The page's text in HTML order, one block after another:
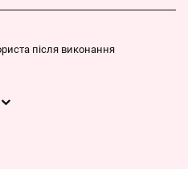
після виконання